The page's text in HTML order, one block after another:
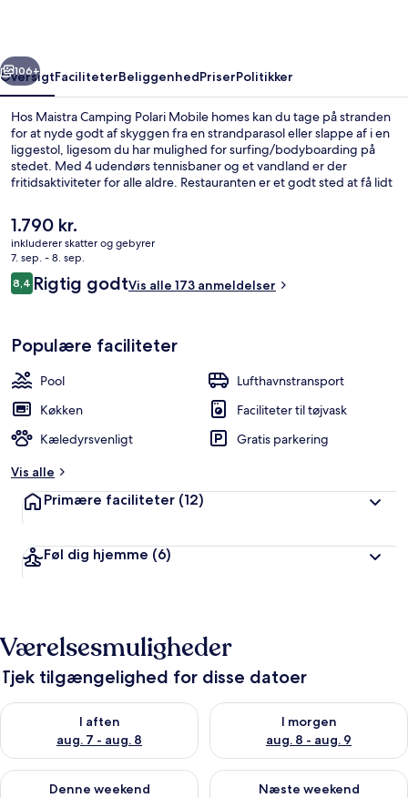
Næste
106+
OversigtFaciliteterBeliggenhedPriserPolitikker
Hos Maistra Camping Polari Mobile homes kan du tage på stranden
for at nyde godt af skyggen fra en strandparasol eller slappe af i en
liggestol, ligesom du har mulighed for surfing/bodyboarding på
stedet. Med 4 udendørs tennisbaner og et vandland er der
fritidsaktiviteter for alle aldre. Restauranten er et godt sted at få lidt
barer/lounger, en gratis børneklub og bekvemmeligheder på
værelset som køleskab og mikrobølgeovn.
Den
nuværende
pris
er
1.790 kr.
1.790 kr.
inkluderer skatter og gebyrer
7. sep. - 8. sep.
Anmeldelser
8,48,4 ud af 10.
Rigtig godtVis alle 173 anmeldelser
Populære faciliteter
Pool
Lufthavnstransport
Køkken
Faciliteter til tøjvask
Kæledyrsvenligt
Gratis parkering
Vis alle
Primære faciliteter (12)
Føl dig hjemme (6)
Værelsesmuligheder
Tjek tilgængelighed for disse datoer
I aften
aug. 7 - aug. 8
Tjek tilgængelighed for i aften aug. 7 - aug. 8
I morgen
aug. 8 - aug. 9
Tjek tilgængelighed for i
Denne weekend
Tjek tilgængelighed for denne weekend aug. 7 - aug. 9
Næste weekend
Tjek tilgængelighed for næste